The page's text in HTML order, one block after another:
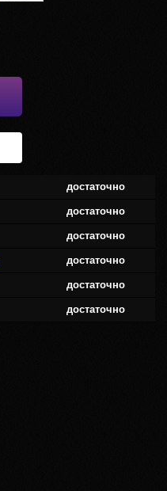
достаточно
достаточно
достаточно
достаточно
достаточно
достаточно